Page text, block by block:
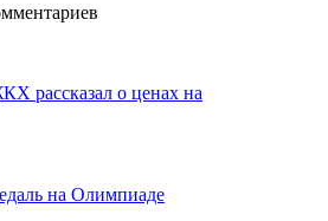
рассказал о ценах на
на Олимпиаде